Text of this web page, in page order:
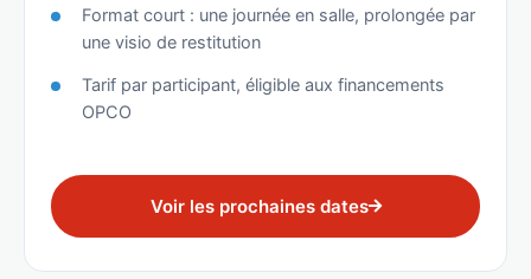
Format court : une journée en salle, prolongée par
une visio de restitution
Tarif par participant, éligible aux financements
OPCO
Voir les prochaines dates